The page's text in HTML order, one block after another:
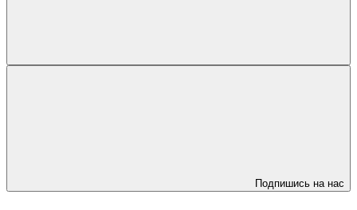
Подпишись на нас